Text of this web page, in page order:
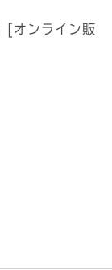
ンライン販